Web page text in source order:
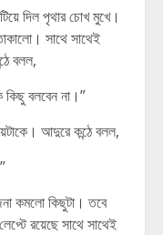
দিল পৃথার চোখ মুখে।
সাথে সাথেই
বলল,
কিছু বলবেন না।”
আদুরে কন্ঠে বলল,
কমলো কিছুটা। তবে
রয়েছে সাথে সাথেই